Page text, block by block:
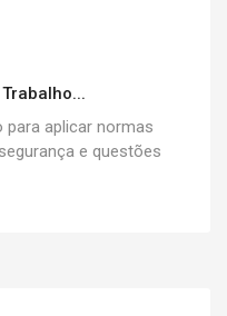
aplicar normas
e questões